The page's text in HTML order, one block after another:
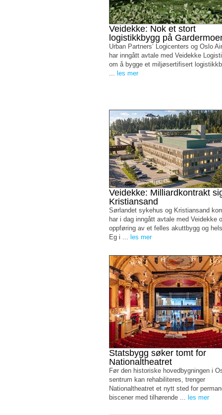
Veidekke: Nok et stort
logistikkbygg på
Urban Partners’ Logicenters og Oslo
har inngått avtale med Veidekke
om å bygge et miljøsertifisert
... les mer
Veidekke: Milliardkontrakt
Kristiansand
Sørlandet sykehus og Kristiansand
har i dag inngått avtale med Veidekke
oppføring av et felles akuttbygg og
Eg i ... les mer
Statsbygg søker tomt for
Nationaltheatret
Før den historiske hovedbygningen i
sentrum kan rehabiliteres, trenger
Nationaltheatret et nytt sted for
biscener med tilhørende ... les mer